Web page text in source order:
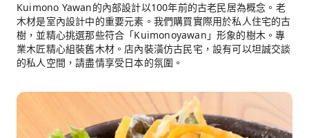
Kuimono Yawan的內部設計以100年前的古老民居為概念。老
木材是室內設計中的重要元素。我們購買實際用於私人住宅的古
樹，並精心挑選那些符合「Kuimonoyawan」形象的樹木。專
業木匠精心組裝舊木材。店內裝潢仿古民宅，設有可以坦誠交談
的私人空間，請盡情享受日本的氛圍。